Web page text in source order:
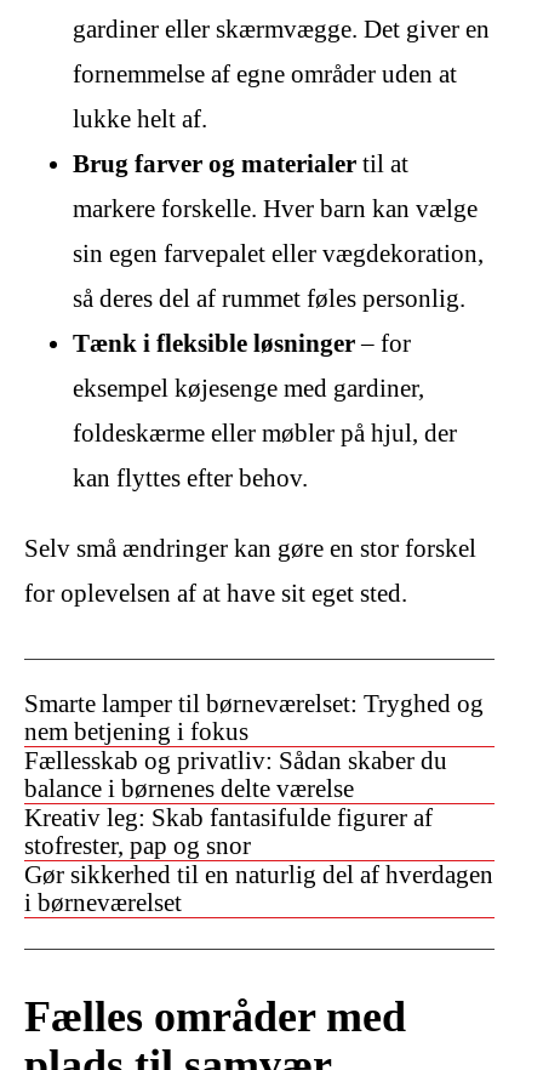
gardiner eller skærmvægge. Det giver en
fornemmelse af egne områder uden at
lukke helt af.
Brug farver og materialer til at
markere forskelle. Hver barn kan vælge
sin egen farvepalet eller vægdekoration,
så deres del af rummet føles personlig.
Tænk i fleksible løsninger– for
eksempel køjesenge med gardiner,
foldeskærme eller møbler på hjul, der
kan flyttes efter behov.
Selv små ændringer kan gøre en stor forskel
for oplevelsen af at have sit eget sted.
Smarte lamper til børneværelset: Tryghed og
nem betjening i fokus
Fællesskab og privatliv: Sådan skaber du
balance i børnenes delte værelse
Kreativ leg: Skab fantasifulde figurer af
stofrester, pap og snor
Gør sikkerhed til en naturlig del af hverdagen
i børneværelset
Fælles områder med